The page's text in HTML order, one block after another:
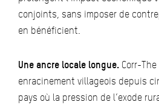
conjoints, sans imposer de
en bénéficient.
Une ancre locale longue. Corr-
enracinement villageois depuis
pays où la pression de l’exode